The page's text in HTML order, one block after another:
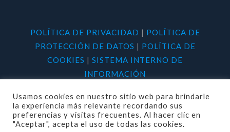
POLÍTICA DE PRIVACIDAD | POLÍTICA DE
PROTECCIÓN DE DATOS | POLÍTICA DE
COOKIES | SISTEMA INTERNO DE
INFORMACIÓN
Usamos cookies en nuestro sitio web para brindarle
la experiencia más relevante recordando sus
preferencias y visitas frecuentes. Al hacer clic en
"Aceptar", acepta el uso de todas las cookies.